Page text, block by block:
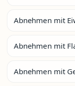
Abnehmen mit
Abnehmen mit
Abnehmen mit